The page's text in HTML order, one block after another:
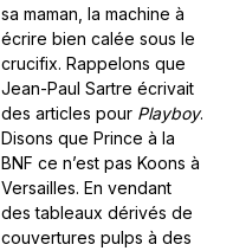
sa maman, la machine à
écrire bien calée sous le
crucifix. Rappelons que
Jean-Paul Sartre écrivait
des articles pour Playboy.
Disons que Prince à la
BNF ce n’est pas Koons à
Versailles. En vendant
des tableaux dérivés de
couvertures pulps à des